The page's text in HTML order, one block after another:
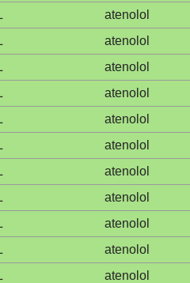
atenolol
atenolol
atenolol
atenolol
atenolol
atenolol
atenolol
atenolol
atenolol
atenolol
atenolol